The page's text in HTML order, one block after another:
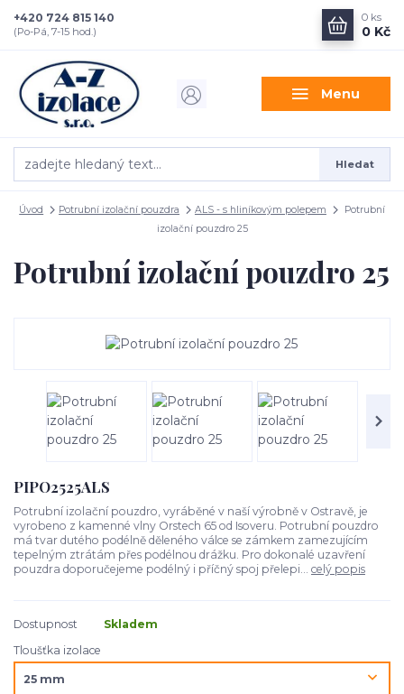
Menu
Hledat
+420 724 815 140
(Po-Pá, 7-15 hod.)
0 ks
0 Kč
Úvod Potrubní izolační pouzdra ALS - s hliníkovým polepem
Potrubní
izolační pouzdro 25
Potrubní izolační pouzdro 25
PIPO2525ALS
Potrubní izolační pouzdro, vyráběné v naší výrobně v Ostravě, je
vyrobeno z kamenné vlny Orstech 65 od Isoveru. Potrubní pouzdro
má tvar dutého podélně děleného válce se zámkem zamezujícím
tepelným ztrátám přes podélnou drážku. Pro dokonalé uzavření
pouzdra doporučejeme podélný i příčný spoj přelepi... celý popis
Dostupnost
Skladem
Tloušťka izolace